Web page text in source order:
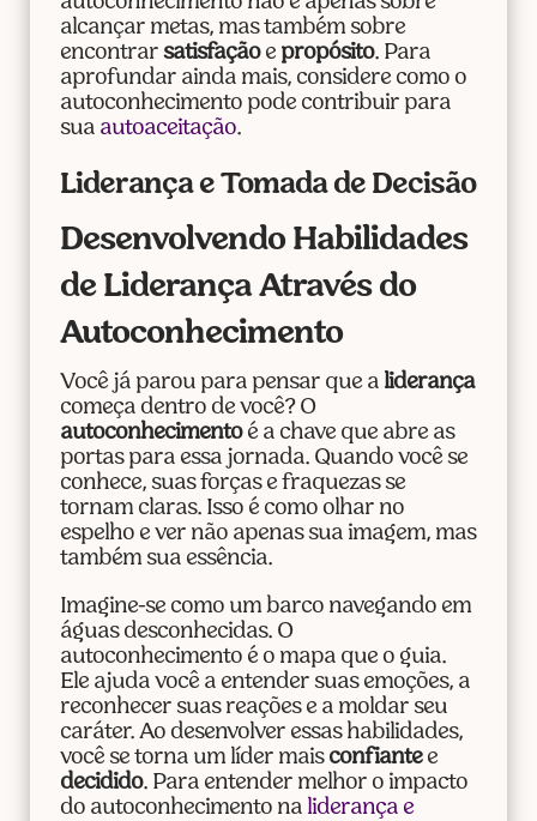
alcançar metas, mas também sobre
encontrar satisfaçãoe propósito. Para
aprofundar ainda mais, considere como o
autoconhecimento pode contribuir para
sua autoaceitação.
Liderança e Tomada de Decisão
Desenvolvendo Habilidades
de Liderança Através do
Autoconhecimento
Você já parou para pensar que a liderança
começa dentro de você? O
autoconhecimentoé a chave que abre as
portas para essa jornada. Quando você se
conhece, suas forças e fraquezas se
tornam claras. Isso é como olhar no
espelho e ver não apenas sua imagem, mas
também sua essência.
Imagine-se como um barco navegando em
águas desconhecidas. O
autoconhecimento é o mapa que o guia.
Ele ajuda você a entender suas emoções, a
reconhecer suas reações e a moldar seu
caráter. Ao desenvolver essas habilidades,
você se torna um líder mais confiantee
decidido. Para entender melhor o impacto
do autoconhecimento na liderança e